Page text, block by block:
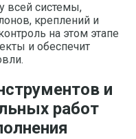
всей системы,
креплений и
на этом этапе
и обеспечит
и
работ